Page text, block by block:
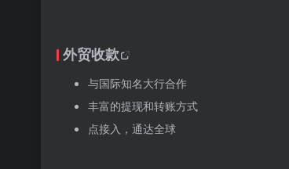
外贸收款
与国际知名大行合作
丰富的提现和转账方式
点接入，通达全球